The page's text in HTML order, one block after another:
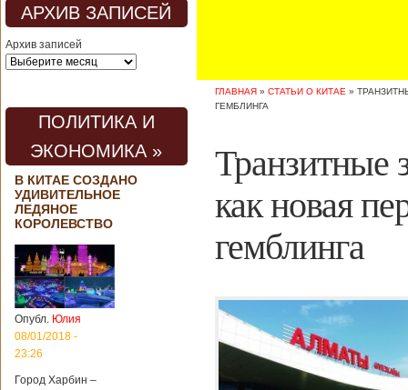
АРХИВ ЗАПИСЕЙ
Архив записей
ПОЛИТИКА И
ЭКОНОМИКА »
В КИТАЕ СОЗДАНО
УДИВИТЕЛЬНОЕ
ЛЕДЯНОЕ
КОРОЛЕВСТВО
Опубл. Юлия
08/01/2018 -
23:26
Город Харбин –
ГЛАВНАЯ » СТАТЬИ О КИТАЕ »
ГЕМБЛИНГА
Транзитные
как новая
гемблинга